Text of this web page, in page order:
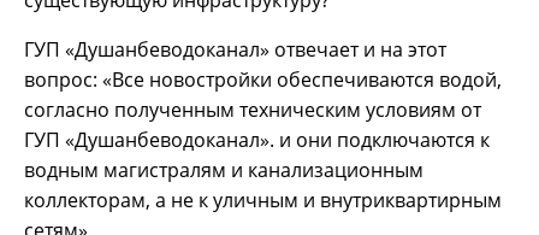
ГУП «Душанбеводоканал» отвечает и на этот
вопрос: «Все новостройки обеспечиваются водой,
согласно полученным техническим условиям от
ГУП «Душанбеводоканал». и они подключаются к
водным магистралям и канализационным
коллекторам, а не к уличным и внутриквартирным